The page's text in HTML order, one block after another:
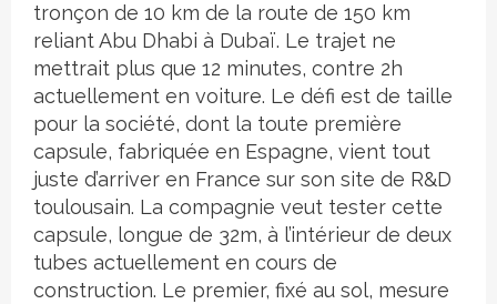
tronçon de 10 km de la route de 150 km
reliant Abu Dhabi à Dubaï. Le trajet ne
mettrait plus que 12 minutes, contre 2h
actuellement en voiture. Le défi est de taille
pour la société, dont la toute première
capsule, fabriquée en Espagne, vient tout
juste d’arriver en France sur son site de R&D
toulousain. La compagnie veut tester cette
capsule, longue de 32m, à l’intérieur de deux
tubes actuellement en cours de
construction. Le premier, fixé au sol, mesure